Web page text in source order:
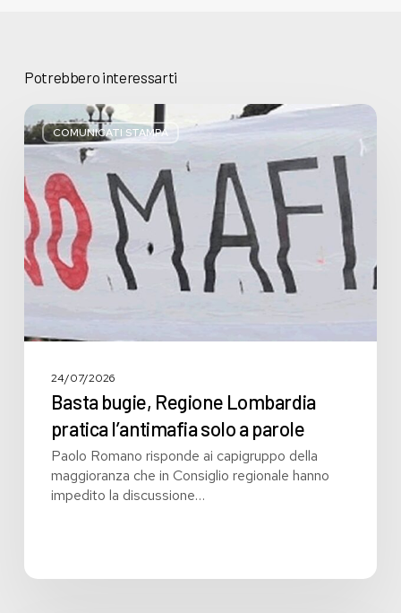
Potrebbero interessarti
COMUNICATI STAMPA
Basta
bugie,
Regione
Lombardia
pratica
l’antimafia
solo
a
parole
24/07/2026
Basta bugie, Regione Lombardia
pratica l’antimafia solo a parole
Paolo Romano risponde ai capigruppo della
maggioranza che in Consiglio regionale hanno
impedito la discussione…